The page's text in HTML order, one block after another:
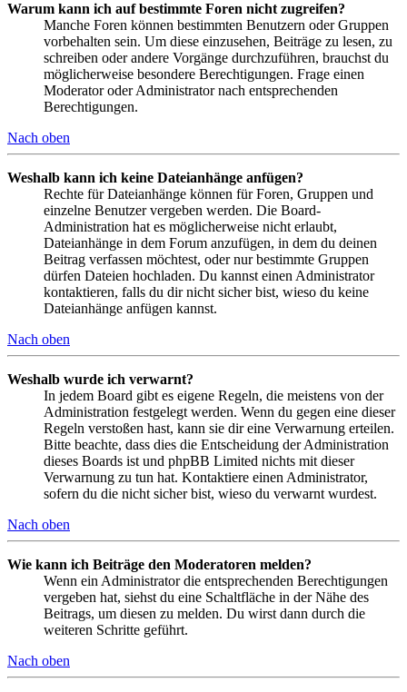
Warum kann ich auf bestimmte Foren nicht zugreifen?
Manche Foren können bestimmten Benutzern oder Gruppen
vorbehalten sein. Um diese einzusehen, Beiträge zu lesen, zu
schreiben oder andere Vorgänge durchzuführen, brauchst du
möglicherweise besondere Berechtigungen. Frage einen
Moderator oder Administrator nach entsprechenden
Berechtigungen.
Nach oben
Weshalb kann ich keine Dateianhänge anfügen?
Rechte für Dateianhänge können für Foren, Gruppen und
einzelne Benutzer vergeben werden. Die Board-
Administration hat es möglicherweise nicht erlaubt,
Dateianhänge in dem Forum anzufügen, in dem du deinen
Beitrag verfassen möchtest, oder nur bestimmte Gruppen
dürfen Dateien hochladen. Du kannst einen Administrator
kontaktieren, falls du dir nicht sicher bist, wieso du keine
Dateianhänge anfügen kannst.
Nach oben
Weshalb wurde ich verwarnt?
In jedem Board gibt es eigene Regeln, die meistens von der
Administration festgelegt werden. Wenn du gegen eine dieser
Regeln verstoßen hast, kann sie dir eine Verwarnung erteilen.
Bitte beachte, dass dies die Entscheidung der Administration
dieses Boards ist und phpBB Limited nichts mit dieser
Verwarnung zu tun hat. Kontaktiere einen Administrator,
sofern du die nicht sicher bist, wieso du verwarnt wurdest.
Nach oben
Wie kann ich Beiträge den Moderatoren melden?
Wenn ein Administrator die entsprechenden Berechtigungen
vergeben hat, siehst du eine Schaltfläche in der Nähe des
Beitrags, um diesen zu melden. Du wirst dann durch die
weiteren Schritte geführt.
Nach oben